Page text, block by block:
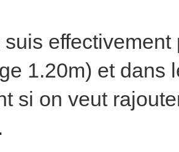
suis
1.20m) et dans
si on veut